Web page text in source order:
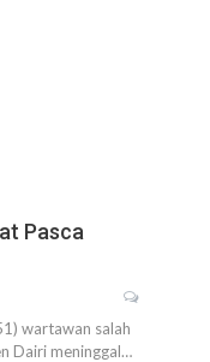
Pasca
wartawan salah
Dairi meninggal…